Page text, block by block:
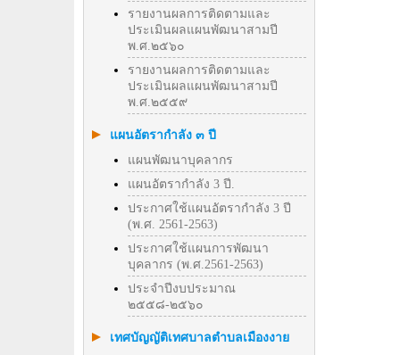
รายงานผลการติดตามและ
ประเมินผลแผนพัฒนาสามปี
พ.ศ.๒๕๖๐
รายงานผลการติดตามและ
ประเมินผลแผนพัฒนาสามปี
พ.ศ.๒๕๕๙
แผนอัตรากำลัง ๓ ปี
แผนพัฒนาบุคลากร
แผนอัตรากำลัง 3 ปี.
ประกาศใช้แผนอัตรากำลัง 3 ปี
(พ.ศ. 2561-2563)
ประกาศใช้แผนการพัฒนา
บุคลากร (พ.ศ.2561-2563)
ประจำปีงบประมาณ
๒๕๕๘-๒๕๖๐
เทศบัญญัติเทศบาลตำบลเมืองงาย